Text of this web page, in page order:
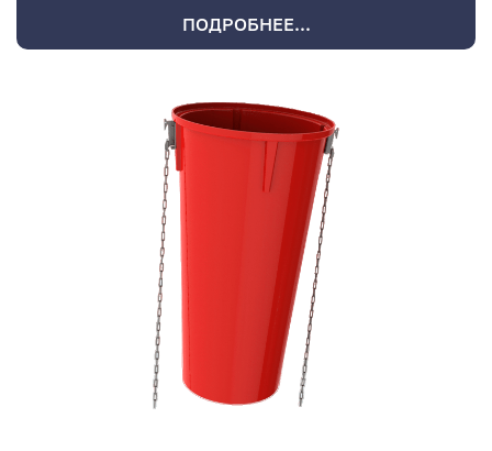
ПОДРОБНЕЕ...